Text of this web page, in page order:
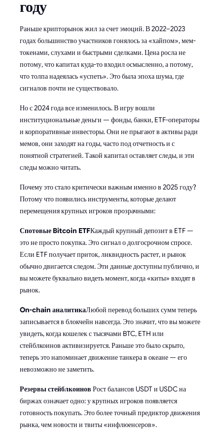
году
Раньше крипторынок жил за счет эмоций. В 2022–2023
годах большинство участников гонялось за «хайпом», мем-
токенами, слухами и быстрыми сделками. Цена росла не
потому, что капитал куда-то входил осмысленно, а потому,
что толпа надеялась «успеть». Это была эпоха шума, где
сигналов почти не существовало.
Но с 2024 года все изменилось. В игру вошли
институциональные деньги — фонды, банки, ETF-операторы
и корпоративные инвесторы. Они не прыгают в активы ради
мемов, они заходят на годы, часто под отчетность и с
понятной стратегией. Такой капитал оставляет следы, и эти
следы можно читать.
Почему это стало критически важным именно в 2025 году?
Потому что появились инструменты, которые делают
перемещения крупных игроков прозрачными:
Спотовые Bitcoin ETFКаждый крупный депозит в ETF —
это не просто покупка. Это сигнал о долгосрочном спросе.
Если ETF получает приток, ликвидность растет, и рынок
обычно двигается следом. Эти данные доступны публично, и
вы можете буквально видеть момент, когда «киты» входят в
рынок.
On-chain аналитикаЛюбой перевод больших сумм теперь
записывается в блокчейн навсегда. Это значит, что вы можете
увидеть, когда кошелек с тысячами BTC, ETH или
стейблкоинов активизируется. Раньше это было скрыто,
теперь это напоминает движение танкера в океане — его
невозможно не заметить.
Резервы стейблкоинов Рост балансов USDT и USDC на
биржах означает одно: у крупных игроков появляется
готовность покупать. Это более точный предиктор движения
рынка, чем новости и твиты «инфлюенсеров».